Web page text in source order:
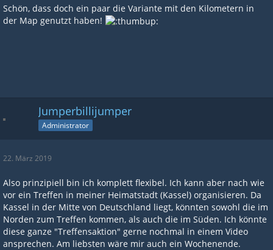
Schön, dass doch ein paar die Variante mit den Kilometern in
der Map genutzt haben!
Jumperbillijumper
Administrator
22. März 2019
Also prinzipiell bin ich komplett flexibel. Ich kann aber nach wie
vor ein Treffen in meiner Heimatstadt (Kassel) organisieren. Da
Kassel in der Mitte von Deutschland liegt, könnten sowohl die im
Norden zum Treffen kommen, als auch die im Süden. Ich könnte
diese ganze "Treffensaktion" gerne nochmal in einem Video
ansprechen. Am liebsten wäre mir auch ein Wochenende.